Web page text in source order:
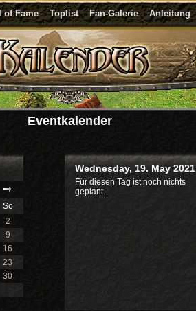
of Fame Toplist Fan-Galerie Anleitung
Eventkalender
So
2
9
16
23
30
Wednesday, 19. May 2021
Für diesen Tag ist noch nichts
geplant.